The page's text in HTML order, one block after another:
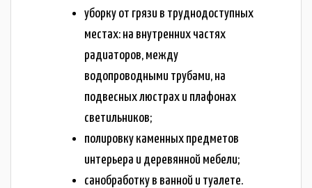
уборку от грязи в труднодоступных
местах: на внутренних частях
радиаторов, между
водопроводными трубами, на
подвесных люстрах и плафонах
светильников;
полировку каменных предметов
интерьера и деревянной мебели;
санобработку в ванной и туалете.